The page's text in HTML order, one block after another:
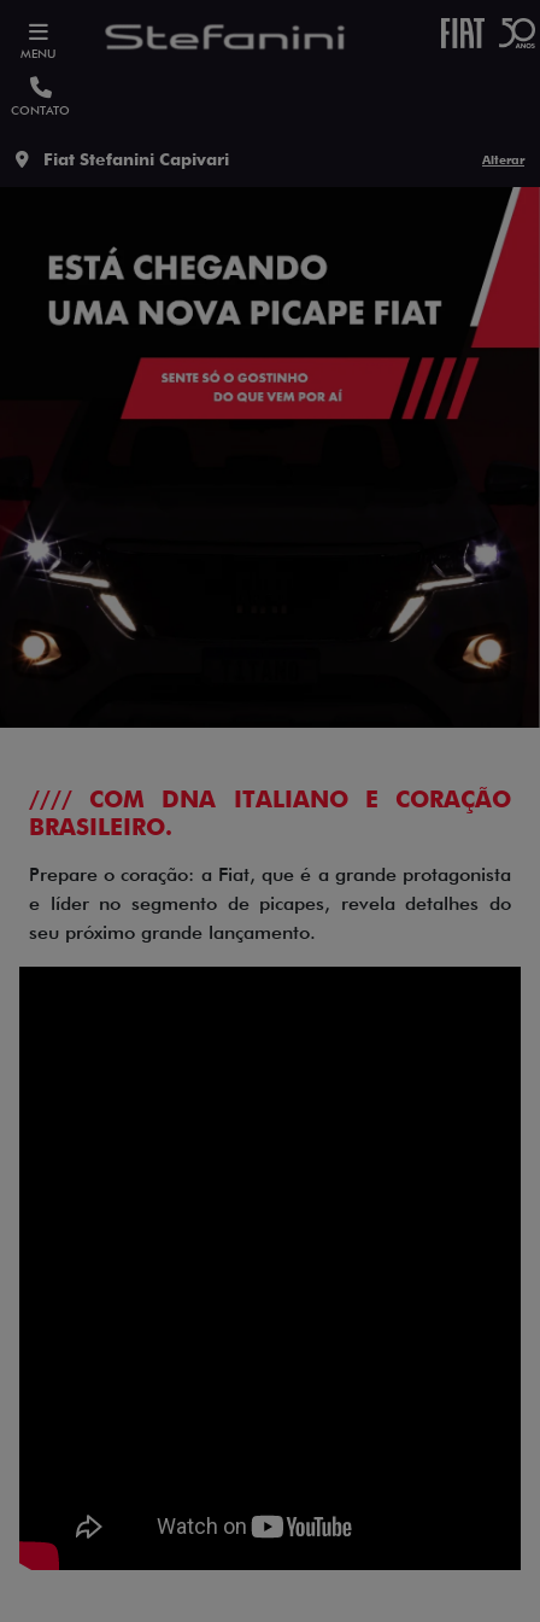
MENU
CONTATO
Fiat Stefanini Capivari Alterar
//// COM DNA ITALIANO E CORAÇÃO
BRASILEIRO.
Prepare o coração: a Fiat, que é a grande protagonista
e líder no segmento de picapes, revela detalhes do
seu próximo grande lançamento.